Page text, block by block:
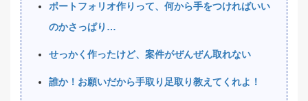
ポートフォリオ作りって、何から手をつければいい
のかさっぱり…
せっかく作ったけど、案件がぜんぜん取れない
誰か！お願いだから手取り足取り教えてくれよ！